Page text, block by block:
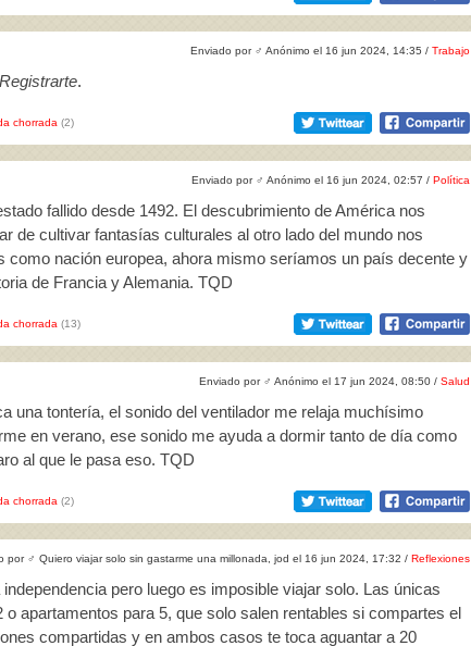
Enviado por ♂ Anónimo el 16 jun 2024, 14:35 / Trabajo
Registrarte.
chorrada (2)
Enviado por ♂ Anónimo el 16 jun 2024, 02:57 / Política
fallido desde 1492. El descubrimiento de América nos
de cultivar fantasías culturales al otro lado del mundo nos
como nación europea, ahora mismo seríamos un país decente y
de Francia y Alemania. TQD
chorrada (13)
Enviado por ♂ Anónimo el 17 jun 2024, 08:50 / Salud
una tontería, el sonido del ventilador me relaja muchísimo
en verano, ese sonido me ayuda a dormir tanto de día como
al que le pasa eso. TQD
chorrada (2)
por ♂ Quiero viajar solo sin gastarme una millonada, jod el 16 jun 2024, 17:32 / Reflexiones
pero luego es imposible viajar solo. Las únicas
apartamentos para 5, que solo salen rentables si compartes el
compartidas y en ambos casos te toca aguantar a 20